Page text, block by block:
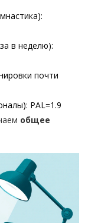
в неделю):
почти
PAL=1.9
общее